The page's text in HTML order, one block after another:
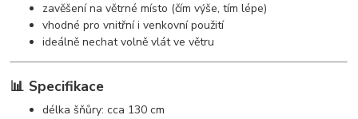
zavěšení na větrné místo (čím výše, tím lépe)
vhodné pro vnitřní i venkovní použití
ideálně nechat volně vlát ve větru
📊 Specifikace
délka šňůry: cca 130 cm